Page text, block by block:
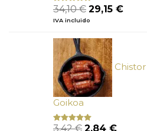
Valorado
con
de 5
34,10€ El
precio
era:
34,10 €.
29,15 €El
IVA incluido
Goikoa
Valorado
3,42€ El
2,84 €El